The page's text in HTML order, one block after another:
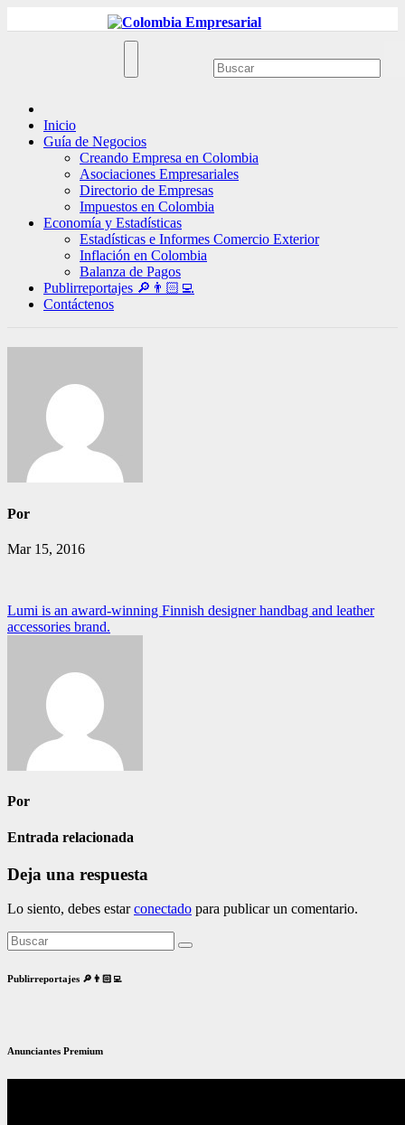
al
Inicio
Guía de Negocios
Creando Empresa en Colombia
Asociaciones Empresariales
Directorio de Empresas
Impuestos en Colombia
Economía y Estadísticas
Estadísticas e Informes Comercio Exterior
Inflación en Colombia
Balanza de Pagos
Publirreportajes 🔎👨🏻‍💻
Contáctenos
Por
Mar 15, 2016
Navegación
de
Lumi is an award-winning Finnish designer handbag and leather
accessories brand.
Por
Entrada relacionada
Deja una respuesta
Lo siento, debes estarconectado para publicar un comentario.
Publirreportajes 🔎👨🏻‍💻
Anunciantes Premium